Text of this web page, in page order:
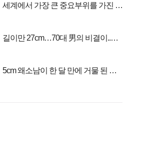
세계에서 가장 큰 중요부위를 가진 남
길이만 27cm…70대 男의 비결이..충
5cm 왜소남이 한 달 만에 거물 된 사